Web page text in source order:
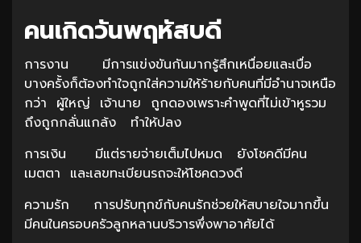
คนเกิดวันพฤหัสบดี
การงาน มีการแข่งขันกันมากรู้สึกเหนื่อยและเบื่อ
บางครั้งก็ต้องทำใจถูกใส่ความให้ร้ายกับคนที่มีอำนาจเหนือ
กว่า ผู้ใหญ่ เจ้านาย ถูกดองเพราะคำพูดที่ไม่เข้าหูรวม
ถึงถูกกลั่นแกล้ง ทำให้ปลง
การเงิน มีแต่รายจ่ายเต็มไปหมด ยังโชคดีมีคน
เมตตา และเลขทะเบียนรถจะให้โชคดวงดี
ความรัก การปรับทุกข์กับคนรักช่วยให้สบายใจมากขึ้น
มีคนในครอบครัวลูกหลานบริวารพึ่งพาอาศัยได้